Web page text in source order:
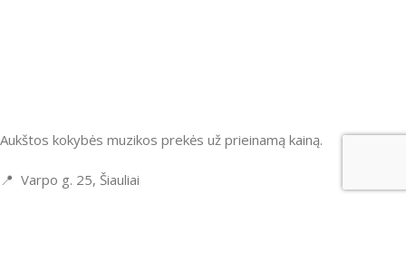
Aukštos kokybės muzikos prekės už prieinamą kainą.
📍 Varpo g. 25, Šiauliai